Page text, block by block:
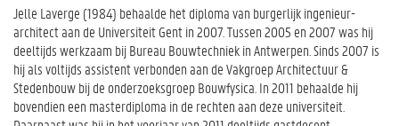
Jelle Laverge (1984) behaalde het diploma van burgerlijk ingenieur-
architect aan de Universiteit Gent in 2007. Tussen 2005 en 2007 was hij
deeltijds werkzaam bij Bureau Bouwtechniek in Antwerpen. Sinds 2007 is
hij als voltijds assistent verbonden aan de Vakgroep Architectuur &
Stedenbouw bij de onderzoeksgroep Bouwfysica. In 2011 behaalde hij
bovendien een masterdiploma in de rechten aan deze universiteit.